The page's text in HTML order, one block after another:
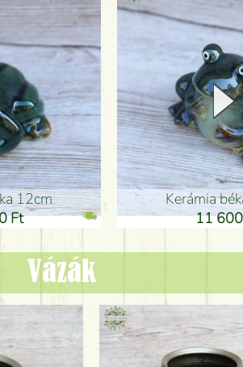
12cm
Ft
Kerámia
11
Vázák